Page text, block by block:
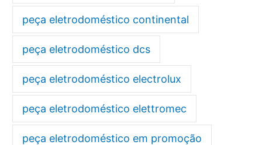
peça eletrodoméstico continental
peça eletrodoméstico dcs
peça eletrodoméstico electrolux
peça eletrodoméstico elettromec
peça eletrodoméstico em promoção